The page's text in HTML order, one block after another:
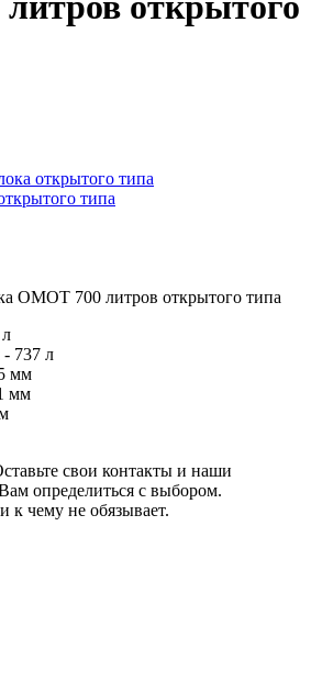
ОМОТ 700 литров открытого типа
- 737 л
мм
мм
свои контакты и наши
определиться с выбором.
к чему не обязывает.